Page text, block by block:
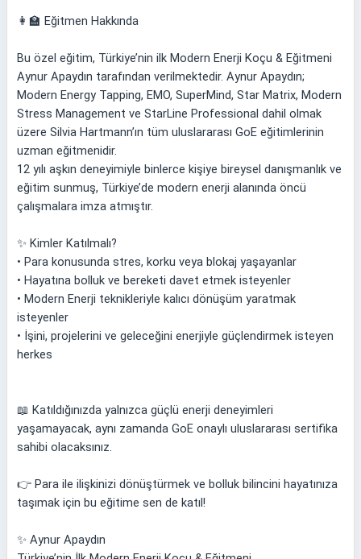
👩‍🏫 Eğitmen Hakkında
Bu özel eğitim, Türkiye’nin ilk Modern Enerji Koçu & Eğitmeni
Aynur Apaydın tarafından verilmektedir. Aynur Apaydın;
Modern Energy Tapping, EMO, SuperMind, Star Matrix, Modern
Stress Management ve StarLine Professional dahil olmak
üzere Silvia Hartmann’ın tüm uluslararası GoE eğitimlerinin
uzman eğitmenidir.
12 yılı aşkın deneyimiyle binlerce kişiye bireysel danışmanlık ve
eğitim sunmuş, Türkiye’de modern enerji alanında öncü
çalışmalara imza atmıştır.
✨ Kimler Katılmalı?
• Para konusunda stres, korku veya blokaj yaşayanlar
• Hayatına bolluk ve bereketi davet etmek isteyenler
• Modern Enerji teknikleriyle kalıcı dönüşüm yaratmak
isteyenler
• İşini, projelerini ve geleceğini enerjiyle güçlendirmek isteyen
herkes
📖 Katıldığınızda yalnızca güçlü enerji deneyimleri
yaşamayacak, aynı zamanda GoE onaylı uluslararası sertifika
sahibi olacaksınız.
👉 Para ile ilişkinizi dönüştürmek ve bolluk bilincini hayatınıza
taşımak için bu eğitime sen de katıl!
✨ Aynur Apaydın